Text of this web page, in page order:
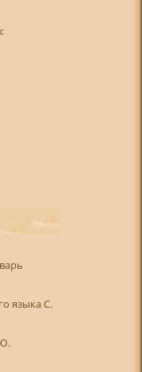
языка С.